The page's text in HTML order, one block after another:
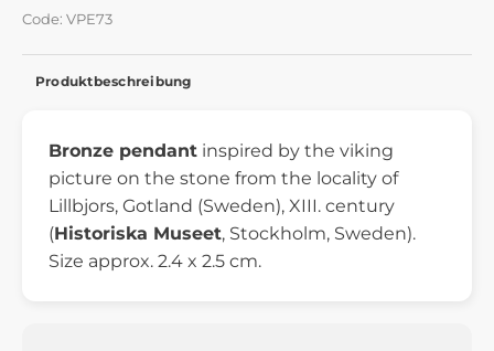
Code: VPE73
Produktbeschreibung
Bronze pendant inspired by the viking
picture on the stone from the locality of
Lillbjors, Gotland (Sweden), XIII. century
(Historiska Museet, Stockholm, Sweden).
Size approx. 2.4 x 2.5 cm.